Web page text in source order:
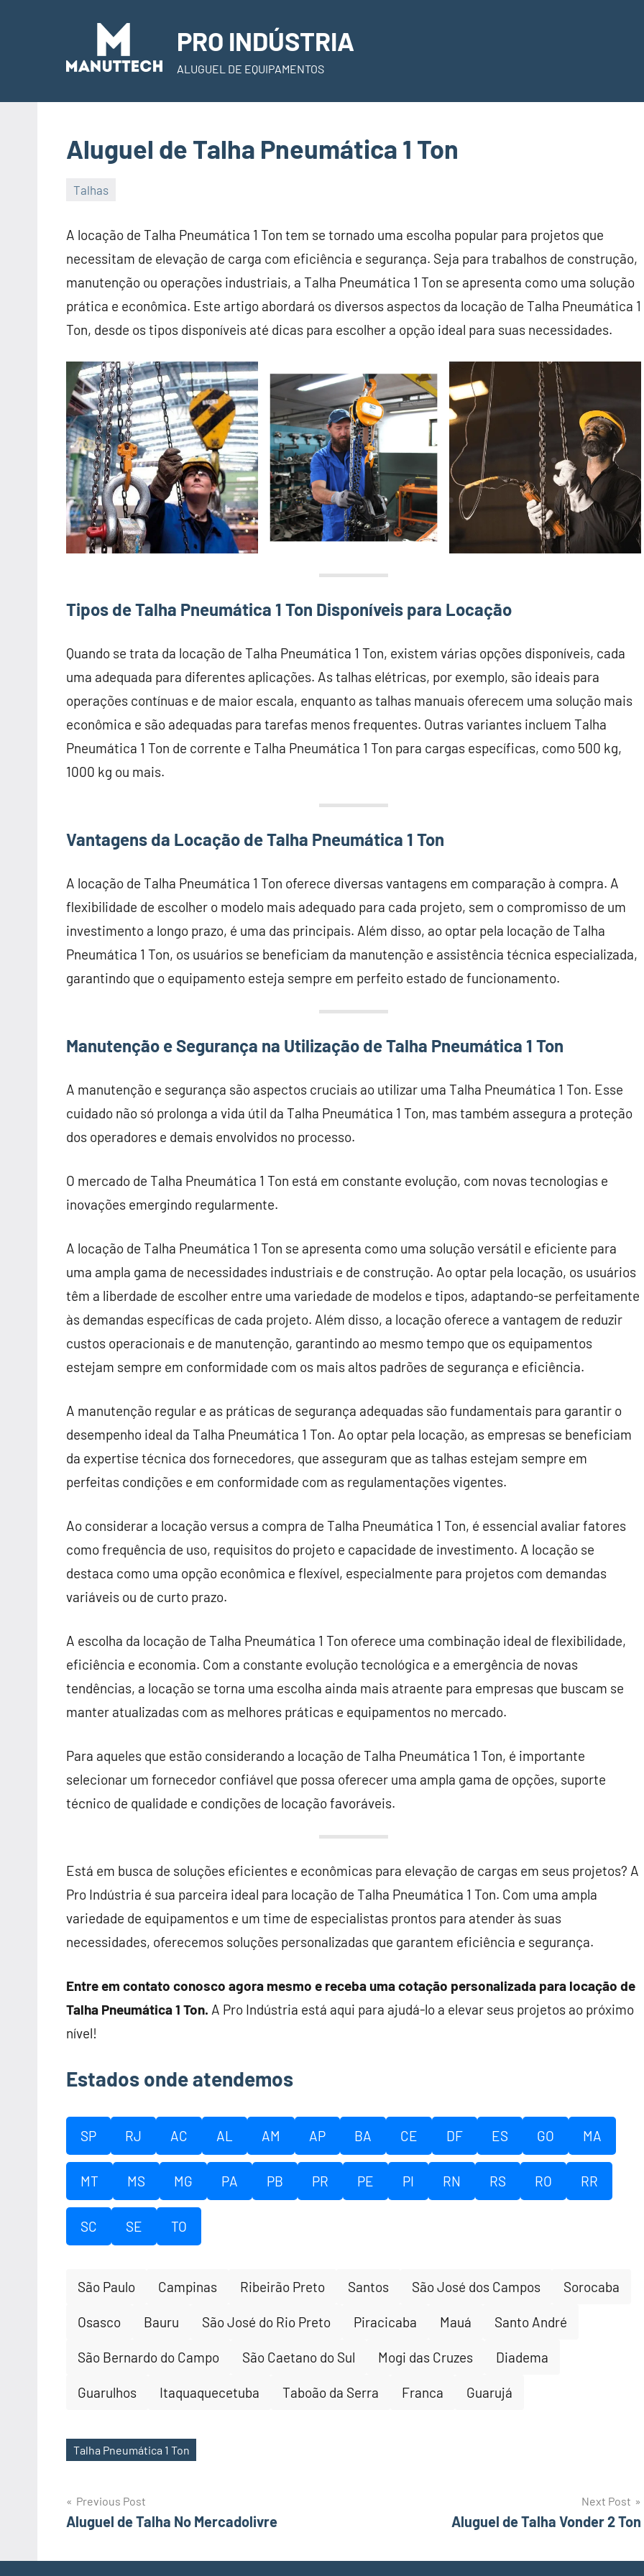
PRO INDÚSTRIA
ALUGUEL DE EQUIPAMENTOS
Aluguel de Talha Pneumática 1 Ton
Talhas
November
de
2023
A locação de Talha Pneumática 1 Ton tem se tornado uma escolha popular para projetos que
necessitam de elevação de carga com eficiência e segurança. Seja para trabalhos de construção,
manutenção ou operações industriais, a Talha Pneumática 1 Ton se apresenta como uma solução
prática e econômica. Este artigo abordará os diversos aspectos da locação de Talha Pneumática 1
Ton, desde os tipos disponíveis até dicas para escolher a opção ideal para suas necessidades.
Tipos de Talha Pneumática 1 Ton Disponíveis para Locação
Quando se trata da locação de Talha Pneumática 1 Ton, existem várias opções disponíveis, cada
uma adequada para diferentes aplicações. As talhas elétricas, por exemplo, são ideais para
operações contínuas e de maior escala, enquanto as talhas manuais oferecem uma solução mais
econômica e são adequadas para tarefas menos frequentes. Outras variantes incluem Talha
Pneumática 1 Ton de corrente e Talha Pneumática 1 Ton para cargas específicas, como 500 kg,
1000 kg ou mais.
Vantagens da Locação de Talha Pneumática 1 Ton
A locação de Talha Pneumática 1 Ton oferece diversas vantagens em comparação à compra. A
flexibilidade de escolher o modelo mais adequado para cada projeto, sem o compromisso de um
investimento a longo prazo, é uma das principais. Além disso, ao optar pela locação de Talha
Pneumática 1 Ton, os usuários se beneficiam da manutenção e assistência técnica especializada,
garantindo que o equipamento esteja sempre em perfeito estado de funcionamento.
Manutenção e Segurança na Utilização de Talha Pneumática 1 Ton
A manutenção e segurança são aspectos cruciais ao utilizar uma Talha Pneumática 1 Ton. Esse
cuidado não só prolonga a vida útil da Talha Pneumática 1 Ton, mas também assegura a proteção
dos operadores e demais envolvidos no processo.
O mercado de Talha Pneumática 1 Ton está em constante evolução, com novas tecnologias e
inovações emergindo regularmente.
A locação de Talha Pneumática 1 Ton se apresenta como uma solução versátil e eficiente para
uma ampla gama de necessidades industriais e de construção. Ao optar pela locação, os usuários
têm a liberdade de escolher entre uma variedade de modelos e tipos, adaptando-se perfeitamente
às demandas específicas de cada projeto. Além disso, a locação oferece a vantagem de reduzir
custos operacionais e de manutenção, garantindo ao mesmo tempo que os equipamentos
estejam sempre em conformidade com os mais altos padrões de segurança e eficiência.
A manutenção regular e as práticas de segurança adequadas são fundamentais para garantir o
desempenho ideal da Talha Pneumática 1 Ton. Ao optar pela locação, as empresas se beneficiam
da expertise técnica dos fornecedores, que asseguram que as talhas estejam sempre em
perfeitas condições e em conformidade com as regulamentações vigentes.
Ao considerar a locação versus a compra de Talha Pneumática 1 Ton, é essencial avaliar fatores
como frequência de uso, requisitos do projeto e capacidade de investimento. A locação se
destaca como uma opção econômica e flexível, especialmente para projetos com demandas
variáveis ou de curto prazo.
A escolha da locação de Talha Pneumática 1 Ton oferece uma combinação ideal de flexibilidade,
eficiência e economia. Com a constante evolução tecnológica e a emergência de novas
tendências, a locação se torna uma escolha ainda mais atraente para empresas que buscam se
manter atualizadas com as melhores práticas e equipamentos no mercado.
Para aqueles que estão considerando a locação de Talha Pneumática 1 Ton, é importante
selecionar um fornecedor confiável que possa oferecer uma ampla gama de opções, suporte
técnico de qualidade e condições de locação favoráveis.
Está em busca de soluções eficientes e econômicas para elevação de cargas em seus projetos? A
Pro Indústria é sua parceira ideal para locação de Talha Pneumática 1 Ton. Com uma ampla
variedade de equipamentos e um time de especialistas prontos para atender às suas
necessidades, oferecemos soluções personalizadas que garantem eficiência e segurança.
Entre em contato conosco agora mesmo e receba uma cotação personalizada para locação de
Talha Pneumática 1 Ton. A Pro Indústria está aqui para ajudá-lo a elevar seus projetos ao próximo
nível!
Estados onde atendemos
SP RJ AC AL AM AP BA CE DF ES GO MA
MT MS MG PA PB PR PE PI RN RS RO RR
SC SE TO
São Paulo Campinas Ribeirão Preto Santos São José dos Campos Sorocaba
Osasco Bauru São José do Rio Preto Piracicaba Mauá Santo André
São Bernardo do Campo São Caetano do Sul Mogi das Cruzes Diadema
Guarulhos Itaquaquecetuba Taboão da Serra Franca Guarujá
Tags
Talha Pneumática 1 Ton
Post
navigation
Previous Post
Aluguel de Talha No Mercadolivre
Next Post
Aluguel de Talha Vonder 2 Ton